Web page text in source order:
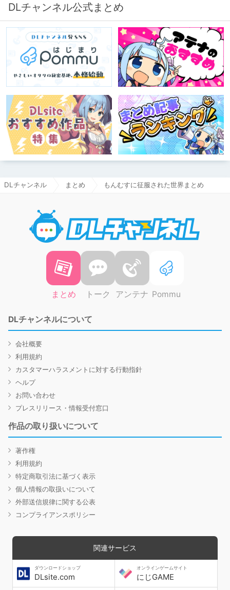
DLチャンネル公式まとめ
DLチャンネル まとめ もんむすに征服された世界まとめ
まとめ トーク アンテナ Pommu
DLチャンネルについて
会社概要
利用規約
カスタマーハラスメントに対する行動指針
ヘルプ
お問い合わせ
プレスリリース・情報受付窓口
作品の取り扱いについて
著作権
利用規約
特定商取引法に基づく表示
個人情報の取扱いについて
外部送信規律に関する公表
コンプライアンスポリシー
関連サービス
ダウンロードショップ
DLsite.com
オンラインゲームサイト
にじGAME